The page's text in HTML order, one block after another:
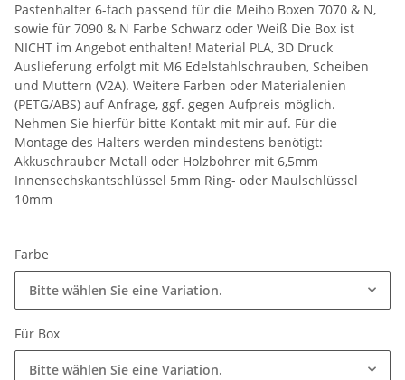
Pastenhalter 6-fach passend für die Meiho Boxen 7070 & N,
sowie für 7090 & N Farbe Schwarz oder Weiß Die Box ist
NICHT im Angebot enthalten! Material PLA, 3D Druck
Auslieferung erfolgt mit M6 Edelstahlschrauben, Scheiben
und Muttern (V2A). Weitere Farben oder Materialenien
(PETG/ABS) auf Anfrage, ggf. gegen Aufpreis möglich.
Nehmen Sie hierfür bitte Kontakt mit mir auf. Für die
Montage des Halters werden mindestens benötigt:
Akkuschrauber Metall oder Holzbohrer mit 6,5mm
Innensechskantschlüssel 5mm Ring- oder Maulschlüssel
10mm
Farbe
Bitte wählen Sie eine Variation.
Für Box
Bitte wählen Sie eine Variation.